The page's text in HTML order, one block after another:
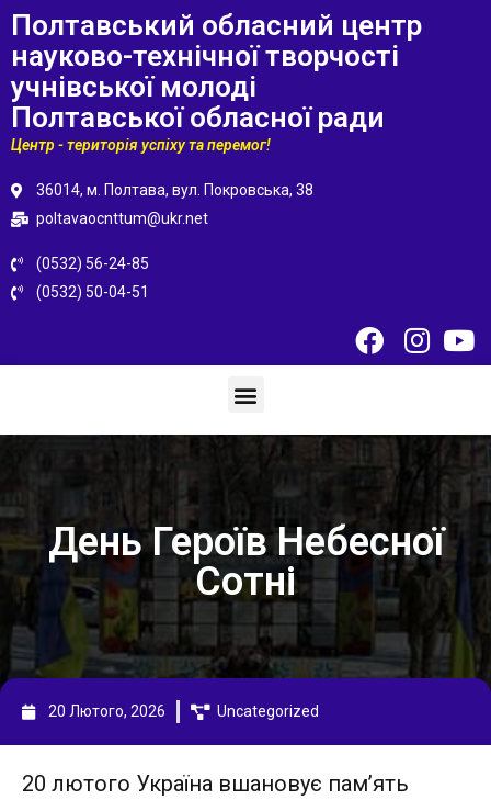
Полтавський обласний центр
науково-технічної творчості
учнівської молоді
Полтавської обласної ради
Центр - територія успіху та перемог!
36014, м. Полтава, вул. Покровська, 38
poltavaocnttum@ukr.net
(0532) 56-24-85
(0532) 50-04-51
День Героїв Небесної
Сотні
20 Лютого, 2026 Uncategorized
20 лютого Україна вшановує пам’ять